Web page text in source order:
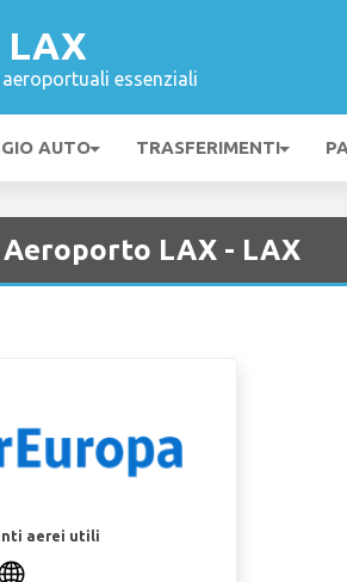
essenziali
AUTO TRASFERIMENTI
LAX - LAX
aerei utili